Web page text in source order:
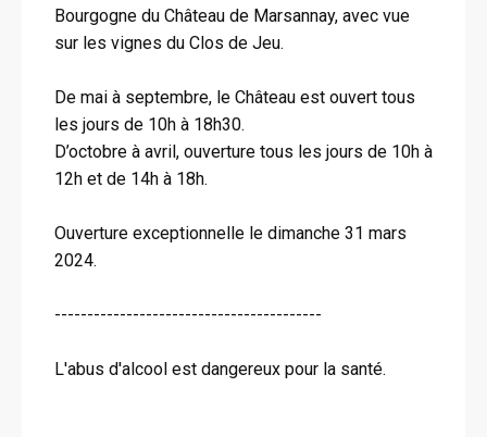
Bourgogne du Château de Marsannay, avec vue
sur les vignes du Clos de Jeu.
De mai à septembre, le Château est ouvert tous
les jours de 10h à 18h30.
D’octobre à avril, ouverture tous les jours de 10h à
12h et de 14h à 18h.
Ouverture exceptionnelle le dimanche 31 mars
2024.
-----------------------------------------
L'abus d'alcool est dangereux pour la santé.